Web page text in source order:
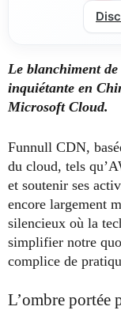
Le blanchiment
inquiétante en
Microsoft Cloud.
Funnull CDN,
du cloud, tels
et soutenir ses
encore largement
silencieux où la
simplifier notre
complice de
L’ombre portée